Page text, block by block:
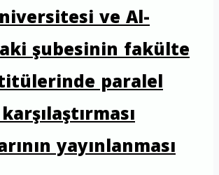
ve Al-
şubesinin fakülte
paralel
yayınlanması